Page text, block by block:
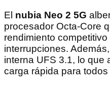
El nubia Neo 2 5G
procesador Octa-Core
rendimiento
interrupciones.
interna UFS 3.1, lo que
carga rápida para